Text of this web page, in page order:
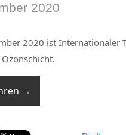
2020
2020 ist Internationaler
→